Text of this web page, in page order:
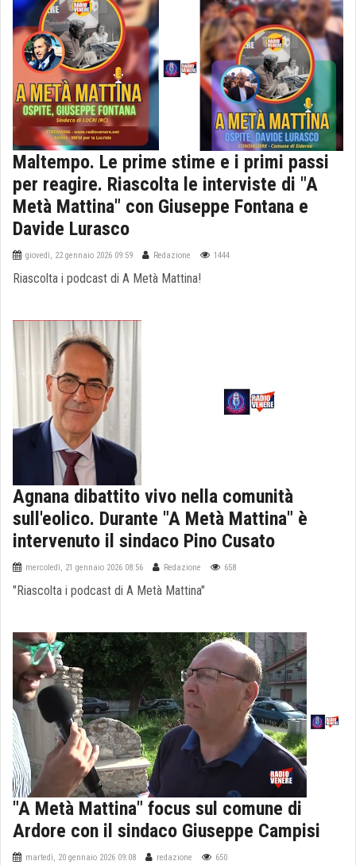
Maltempo. Le prime stime e i primi passi
per reagire. Riascolta le interviste di "A
Metà Mattina" con Giuseppe Fontana e
Davide Lurasco
giovedì, 22 gennaio 2026 09:59 Redazione 1444
Riascolta i podcast di A Metà Mattina!
Agnana dibattito vivo nella comunità
sull'eolico. Durante "A Metà Mattina" è
intervenuto il sindaco Pino Cusato
mercoledì, 21 gennaio 2026 08:56 Redazione 658
"Riascolta i podcast di A Metà Mattina"
"A Metà Mattina" focus sul comune di
Ardore con il sindaco Giuseppe Campisi
martedì, 20 gennaio 2026 09:08 redazione 650